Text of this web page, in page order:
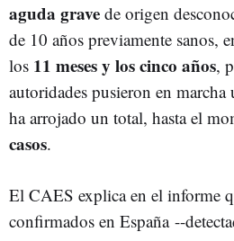
aguda grave de origen
de 10 años previamente sanos,
los 11 meses y los cinco años,
autoridades pusieron en
ha arrojado un total, hasta el
casos.
El CAES explica en el informe
confirmados en España --